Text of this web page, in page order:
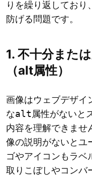
りを繰り返しており
防げる問題です。
1. 不十分また
（alt属性）
画像はウェブデザイ
なalt 属性がないと
内容を理解できませ
像の説明がないとユ
ゴやアイコンもラベ
取りこぼしやコンバ